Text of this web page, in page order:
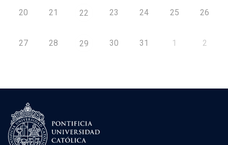
20 21 22 23 24 25 26
27 28 29 30 31 1 2